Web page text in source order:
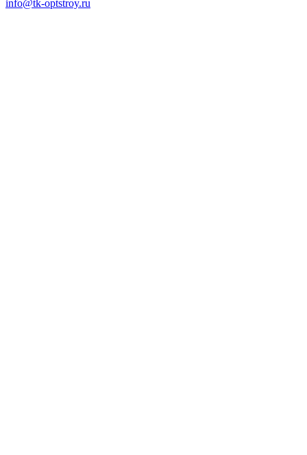
info@tk-optstroy.ru